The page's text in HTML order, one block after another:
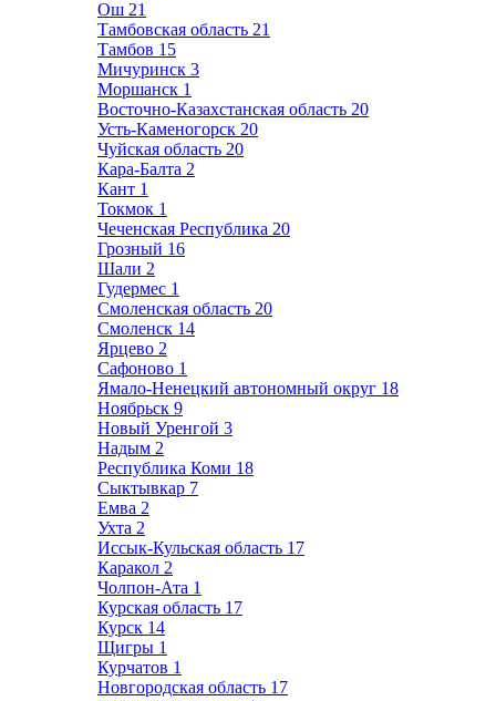
Ош 21
Тамбовская область 21
Тамбов 15
Мичуринск 3
Моршанск 1
Восточно-Казахстанская область 20
Усть-Каменогорск 20
Чуйская область 20
Кара-Балта 2
Кант 1
Токмок 1
Чеченская Республика 20
Грозный 16
Шали 2
Гудермес 1
Смоленская область 20
Смоленск 14
Ярцево 2
Сафоново 1
Ямало-Ненецкий автономный округ 18
Ноябрьск 9
Новый Уренгой 3
Надым 2
Республика Коми 18
Сыктывкар 7
Емва 2
Ухта 2
Иссык-Кульская область 17
Каракол 2
Чолпон-Ата 1
Курская область 17
Курск 14
Щигры 1
Курчатов 1
Новгородская область 17